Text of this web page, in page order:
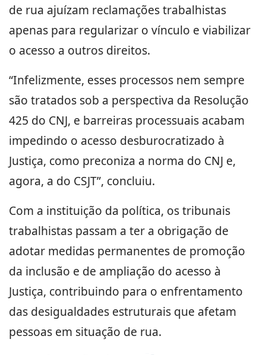
de rua ajuízam reclamações trabalhistas
apenas para regularizar o vínculo e viabilizar
o acesso a outros direitos.
“Infelizmente, esses processos nem sempre
são tratados sob a perspectiva da Resolução
425 do CNJ, e barreiras processuais acabam
impedindo o acesso desburocratizado à
Justiça, como preconiza a norma do CNJ e,
agora, a do CSJT”, concluiu.
Com a instituição da política, os tribunais
trabalhistas passam a ter a obrigação de
adotar medidas permanentes de promoção
da inclusão e de ampliação do acesso à
Justiça, contribuindo para o enfrentamento
das desigualdades estruturais que afetam
pessoas em situação de rua.